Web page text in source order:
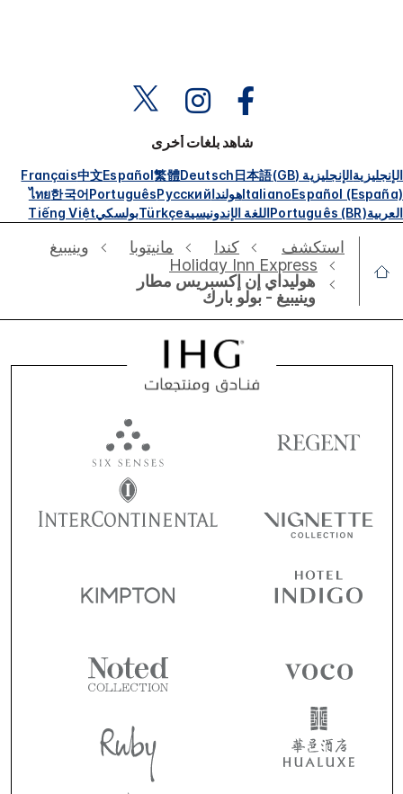
شاهد بلغات أخرى
الإنجليزيةالإنجليزية (GB) 日本語
Deutsch
繁體
Español
中文
Français
Español (España)
ItalianoهولنداРусский
Português
한국어
ไทย
العربيةPortuguês (BR)اللغة الإندونيسيةTürkçeبولسكيTiếng Việt
استكشف كندا مانيتوبا
وينيبيغ
Holiday Inn Express
هوليداي إن إكسبريس مطار
وينيبيغ - بولو بارك